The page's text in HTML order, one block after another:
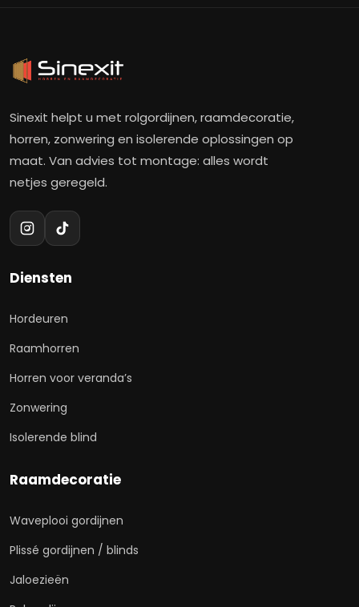
Sinexit helpt u met rolgordijnen, raamdecoratie,
horren, zonwering en isolerende oplossingen op
maat. Van advies tot montage: alles wordt
netjes geregeld.
Diensten
Hordeuren
Raamhorren
Horren voor veranda’s
Zonwering
Isolerende blind
Raamdecoratie
Waveplooi gordijnen
Plissé gordijnen / blinds
Jaloezieën